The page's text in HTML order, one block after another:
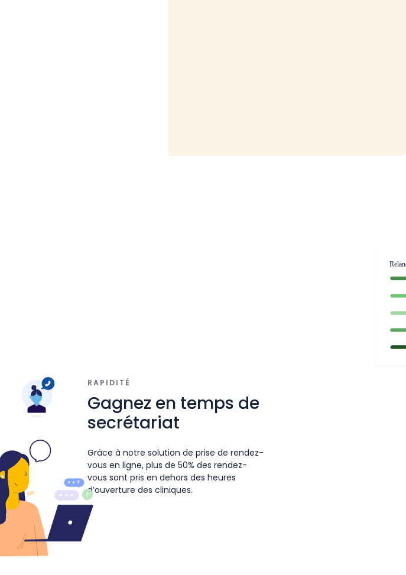
RAPIDITÉ
Gagnez en temps de
secrétariat
Grâce à notre solution de prise de rendez-
vous en ligne, plus de 50% des rendez-
vous sont pris en dehors des heures
d’ouverture des cliniques.